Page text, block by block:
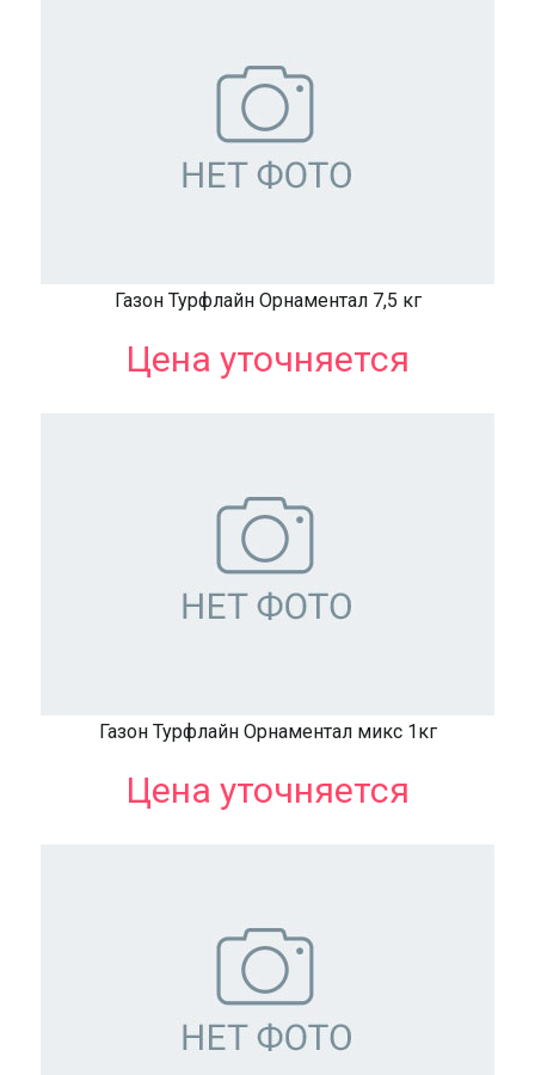
Газон Турфлайн Орнаментал 7,5 кг
Цена уточняется
Газон Турфлайн Орнаментал микс 1кг
Цена уточняется